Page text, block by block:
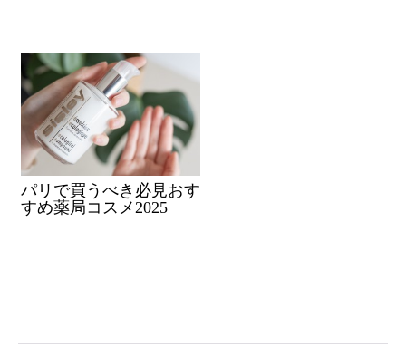
パリで買うべき必見おす
すめ薬局コスメ2025